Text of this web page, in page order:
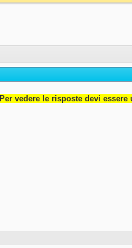
Per vedere le risposte devi